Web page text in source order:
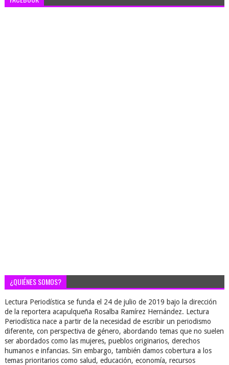
¿QUIÉNES SOMOS?
Lectura Periodística se funda el 24 de julio de 2019 bajo la dirección
de la reportera acapulqueña Rosalba Ramírez Hernández. Lectura
Periodística nace a partir de la necesidad de escribir un periodismo
diferente, con perspectiva de género, abordando temas que no suelen
ser abordados como las mujeres, pueblos originarios, derechos
humanos e infancias. Sin embargo, también damos cobertura a los
temas prioritarios como salud, educación, economía, recursos